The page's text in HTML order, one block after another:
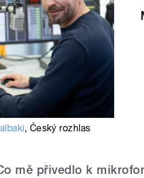
, Český rozhlas
mě přivedlo k